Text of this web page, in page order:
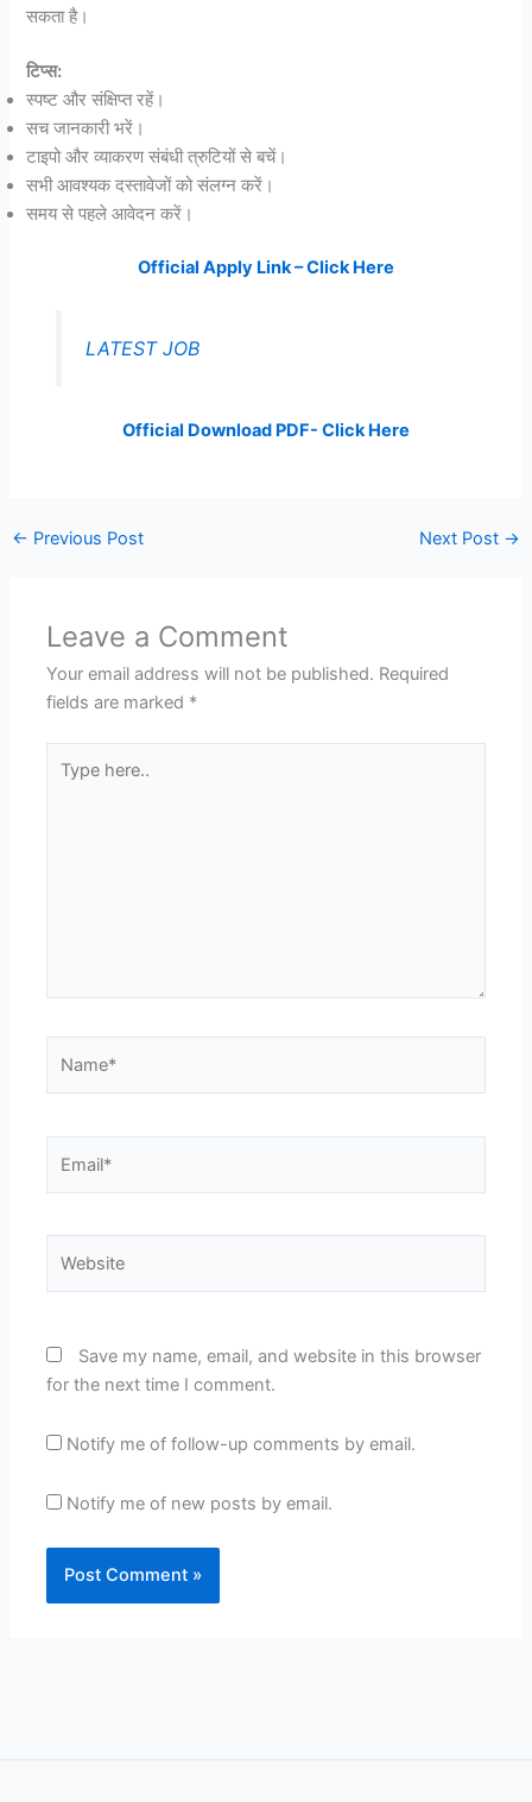
सकता है।
टिप्स:
स्पष्ट और संक्षिप्त रहें।
सच जानकारी भरें।
टाइपो और व्याकरण संबंधी त्रुटियों से बचें।
सभी आवश्यक दस्तावेजों को संलग्न करें।
समय से पहले आवेदन करें।
Official Apply Link – Click Here
LATEST JOB
Official Download PDF- Click Here
← Previous Post Next Post →
Leave a Comment
Your email address will not be published. Required
fields are marked *
here..
Save my name, email, and website in this browser
for the next time I comment.
Notify me of follow-up comments by email.
Notify me of new posts by email.